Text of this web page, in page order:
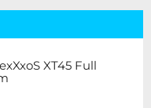
XT45 Full